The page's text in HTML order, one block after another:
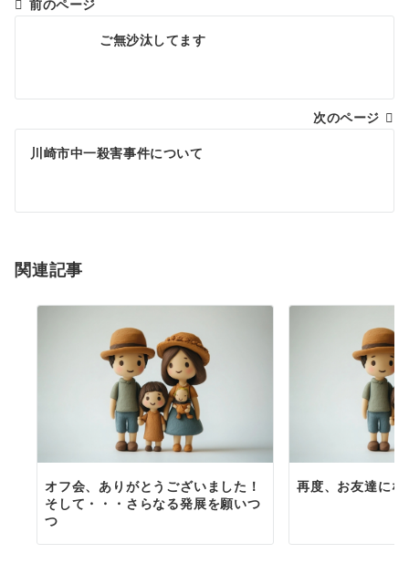
ビ
ゲ
シ
ン
前のページ
ご無沙汰してます
次のページ
川崎市中一殺害事件について
関連記事
オフ会、ありがとうございました！
そして・・・さらなる発展を願いつ
つ
再度、お友達に